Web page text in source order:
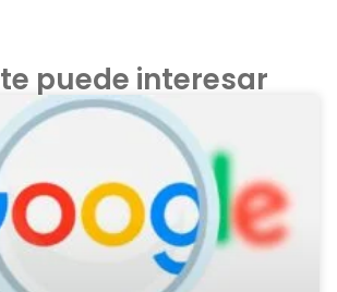
puede interesar